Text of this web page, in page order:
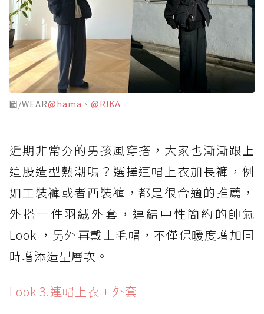
圖/WEAR@hama 、 @RIKA
近期非常夯的男孩風穿搭，大家也漸漸跟上
這股造型熱潮嗎？選擇連帽上衣加長褲，例
如工裝褲或者西裝褲，都是很合適的推薦，
外搭一件羽絨外套，連結中性簡約的帥氣
Look ，另外再戴上毛帽，不僅保暖度增加同
時增添造型層次。
Look 3.連帽上衣 + 外套